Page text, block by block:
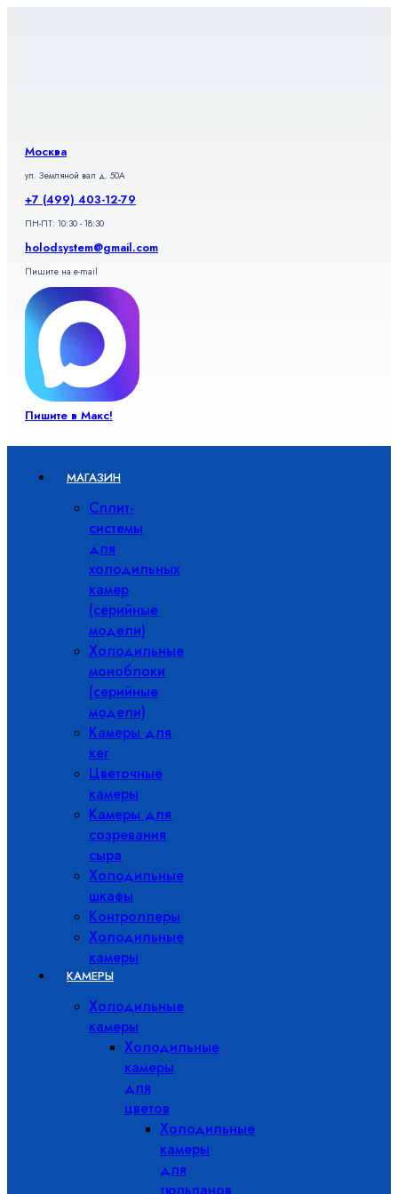
Москва
ул. Земляной вал д. 50А
+7 (499) 403-12-79
ПН-ПТ: 10:30 - 18:30
holodsystem@gmail.com
Пишите на e-mail
Пишите в Макс!
МАГАЗИН
Сплит-
системы
для
холодильных
камер
(серийные
модели)
Холодильные
моноблоки
(серийные
модели)
Камеры для
кег
Цветочные
камеры
Камеры для
созревания
сыра
Холодильные
шкафы
Контроллеры
Холодильные
камеры
КАМЕРЫ
Холодильные
камеры
Холодильные
камеры
для
цветов
Холодильные
камеры
для